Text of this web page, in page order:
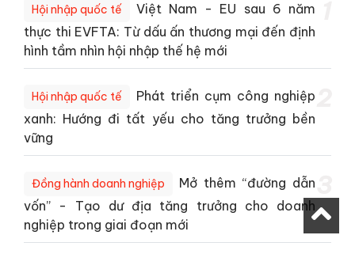
Hội nhập quốc tế
Việt Nam - EU sau 6 năm
thực thi EVFTA: Từ dấu ấn thương mại đến định
hình tầm nhìn hội nhập thế hệ mới
Hội nhập quốc tế
Phát triển cụm công nghiệp
xanh: Hướng đi tất yếu cho tăng trưởng bền
vững
Đồng hành doanh nghiệp
Mở thêm “đường dẫn
vốn” - Tạo dư địa tăng trưởng cho doanh
nghiệp trong giai đoạn mới